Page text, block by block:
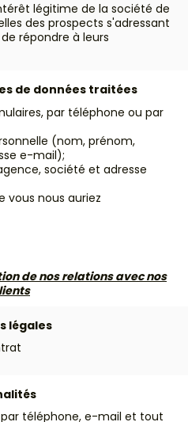
légitime de la société de
des prospects s'adressant
répondre à leurs
de données traitées
par téléphone ou par
(nom, prénom,
e-mail);
société et adresse
vous nous auriez
de nos relations avec nos
légales
téléphone, e-mail et tout